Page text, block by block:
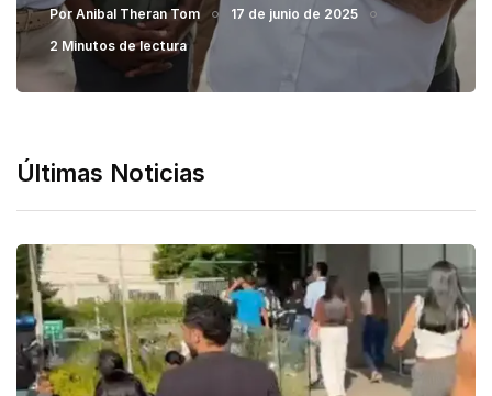
Por Anibal Theran Tom
17 de junio de 2025
2 Minutos de lectura
Últimas Noticias